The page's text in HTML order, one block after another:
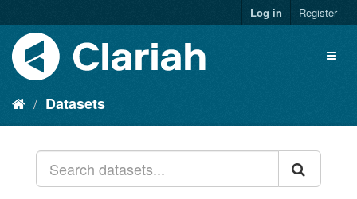
Log in Register
Datasets